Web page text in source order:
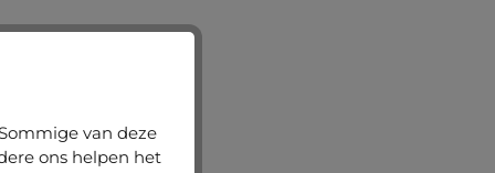
van deze
ons helpen het